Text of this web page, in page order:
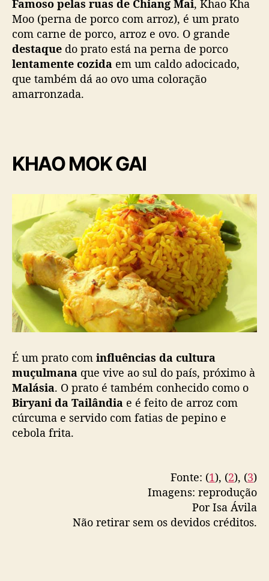
Famoso pelas ruas de Chiang Mai, Khao Kha
Moo (perna de porco com arroz), é um prato
com carne de porco, arroz e ovo. O grande
destaque do prato está na perna de porco
lentamente cozida em um caldo adocicado,
que também dá ao ovo uma coloração
amarronzada.
KHAO MOK GAI
É um prato com influências da cultura
muçulmana que vive ao sul do país, próximo à
Malásia. O prato é também conhecido como o
Biryani da Tailândia e é feito de arroz com
cúrcuma e servido com fatias de pepino e
cebola frita.
Fonte: (1), (2), (3)
Imagens: reprodução
Por Isa Ávila
Não retirar sem os devidos créditos.